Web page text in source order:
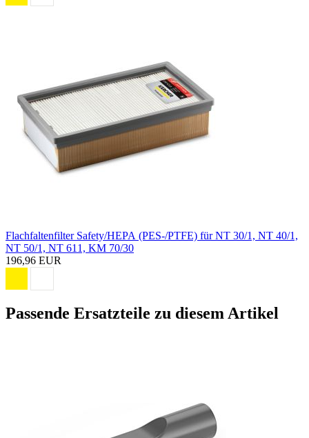
Flachfaltenfilter Safety/HEPA (PES-/PTFE) für NT 30/1, NT 40/1,
NT 50/1, NT 611, KM 70/30
196,96 EUR
Passende Ersatzteile zu diesem Artikel